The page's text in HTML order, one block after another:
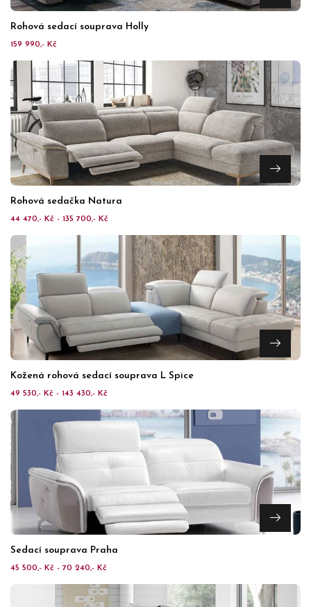
Rohová sedací souprava Holly
159 990,- Kč
Rohová sedačka Natura
44 470,- Kč - 135 700,- Kč
Kožená rohová sedací souprava L Spice
49 530,- Kč - 143 430,- Kč
Sedací souprava Praha
45 500,- Kč - 70 240,- Kč